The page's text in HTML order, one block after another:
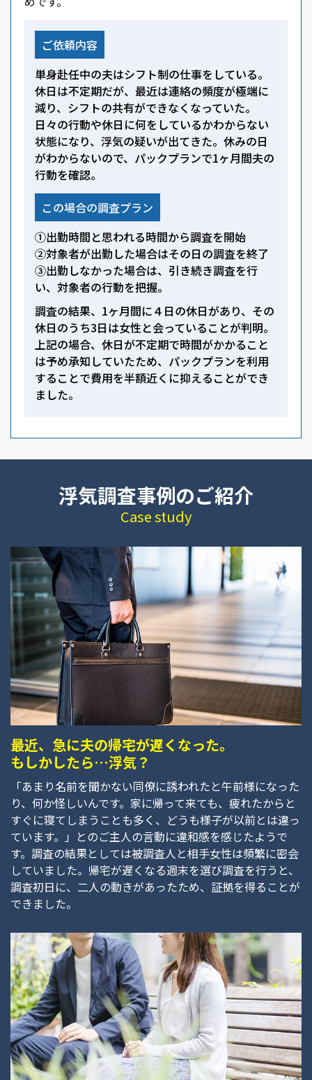
ご依頼内容
単身赴任中の夫はシフト制の仕事をしている。
休日は不定期だが、最近は連絡の頻度が極端に
減り、シフトの共有ができなくなっていた。
日々の行動や休日に何をしているかわからない
状態になり、浮気の疑いが出てきた。休みの日
がわからないので、パックプランで1ヶ月間夫の
行動を確認。
この場合の調査プラン
①出勤時間と思われる時間から調査を開始
②対象者が出勤した場合はその日の調査を終了
③出勤しなかった場合は、引き続き調査を行
い、対象者の行動を把握。
調査の結果、1ヶ月間に４日の休日があり、その
休日のうち3日は女性と会っていることが判明。
上記の場合、休日が不定期で時間がかかること
は予め承知していたため、パックプランを利用
することで費用を半額近くに抑えることができ
ました。
浮気調査事例のご紹介
Case study
最近、急に夫の帰宅が遅くなった。
もしかしたら…浮気？
「あまり名前を聞かない同僚に誘われたと午前様になった
り、何か怪しいんです。家に帰って来ても、疲れたからと
すぐに寝てしまうことも多く、どうも様子が以前とは違っ
ています。」とのご主人の言動に違和感を感じたようで
す。調査の結果としては被調査人と相手女性は頻繁に密会
していました。帰宅が遅くなる週末を選び調査を行うと、
調査初日に、二人の動きがあったため、証拠を得ることが
できました。